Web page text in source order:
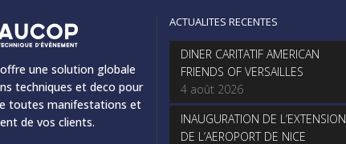
une solution globale
techniques et deco pour
toutes manifestations et
de vos clients.
ACTUALITES RECENTES
DINER CARITATIF AMERICAN
FRIENDS OF VERSAILLES
4 août 2026
INAUGURATION DE L’EXTENSION
DE L’AEROPORT DE NICE